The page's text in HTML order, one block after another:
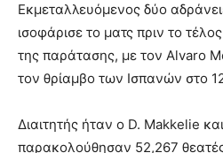
Εκμεταλλευόμενος δύο
ισοφάρισε το ματς πριν το
της παράτασης, με τον Alvaro
τον θρίαμβο των Ισπανών στο
Διαιτητής ήταν ο D. Makkelie
παρακολούθησαν 52,267